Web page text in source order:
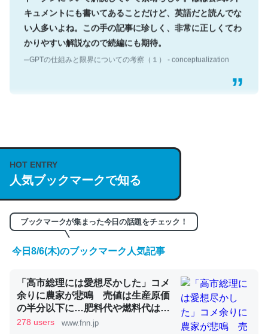
い人多いよね。この手の記事に珍しく、非常に正しくてわ
かりやすい解説なので続編にも期待。
/064121
くらい。小説でいう「ずっと前の伏線」は回収されないけ
ど、短期記憶というには多い分量。進化すればするほど分
かりやすく強くなりそう
─GPTの仕組みと限界についての考察（１） - conceptualization
HOT ENTRY
人気ブックマークで知る
ブックマークが集まった今日の話題をチェック！
今日8/6(木)のブックマーク人気記事
「高市総理には愛想尽かした」コメ
余りに農家が悲鳴 売値は生産原価
の半分以下に…肥料代や燃料代は高
騰「今年でやめる」農家も｜FNNプ
278 users www.fnn.jp